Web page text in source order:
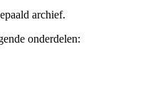
archief.
onderdelen: